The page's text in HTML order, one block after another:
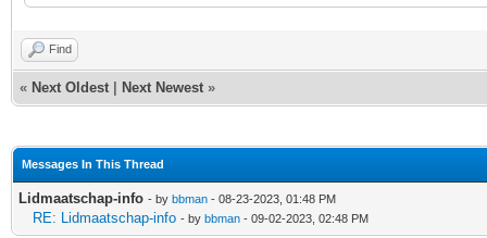
Find
« Next Oldest Next Newest »
Messages In This Thread
Lidmaatschap-info - by bbman - 08-23-2023, 01:48 PM
RE: Lidmaatschap-info - by bbman - 09-02-2023, 02:48 PM